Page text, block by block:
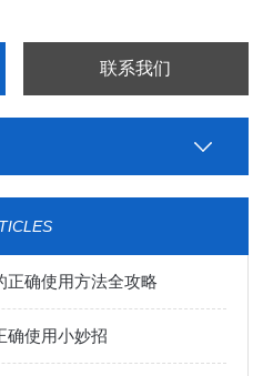
联系我们
正确使用方法全攻略
确使用小妙招